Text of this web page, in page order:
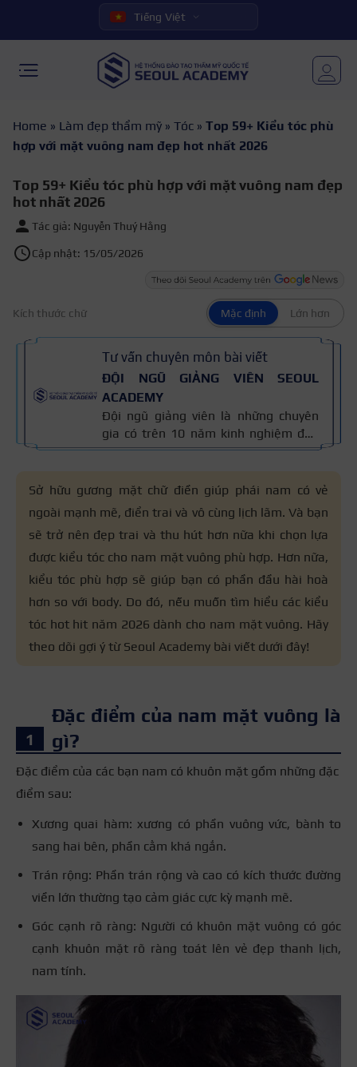
Tiếng Việt
Home » Làm đẹp thẩm mỹ » Tóc » Top 59+ Kiểu tóc phù
hợp với mặt vuông nam đẹp hot nhất 2026
Top 59+ Kiểu tóc phù hợp với mặt vuông nam đẹp
hot nhất 2026
Tác giả: Nguyễn Thuý Hằng
Cập nhật: 15/05/2026
Kích thước chữ Mặc định Lớn hơn
Tư vấn chuyên môn bài viết
ĐỘI NGŨ GIẢNG VIÊN SEOUL
ACADEMY
Đội ngũ giảng viên là những chuyên
gia có trên 10 năm kinh nghiệm đào
tạo nghề và kiến thức thẩm mỹ
nối mi, trang điểm, tóc. Nội dung bài
viết được xây dựng dựa trên giáo trình
đào tạo và kinh nghiệm giảng dạy
thực tế, đồng thời được cập nhật
thường xuyên để đảm bảo tính chính
xác.
Sở hữu gương mặt chữ điền giúp phái nam có vẻ
ngoài mạnh mẽ, điển trai và vô cùng lịch lãm. Và bạn
sẽ trở nên đẹp trai và thu hút hơn nữa khi chọn lựa
được kiểu tóc cho nam mặt vuông phù hợp. Hơn nữa,
kiểu tóc phù hợp sẽ giúp bạn có phần đầu hài hoà
hơn so với body. Do đó, nếu muốn tìm hiểu các kiểu
tóc hot hit năm 2026 dành cho nam mặt vuông. Hãy
theo dõi gợi ý từ Seoul Academy bài viết dưới đây!
Đặc điểm của nam mặt vuông là
gì?
Đặc điểm của các bạn nam có khuôn mặt gồm những đặc
điểm sau:
Xương quai hàm:xương có phần vuông vức, bành to
sang hai bên, phần cằm khá ngắn.
Trán rộng: Phần trán rộng và cao có kích thước đường
viền lớn thường tạo cảm giác cực kỳ mạnh mẽ.
Góc cạnh rõ ràng: Người có khuôn mặt vuông có góc
cạnh khuôn mặt rõ ràng toát lên vẻ đẹp thanh lịch,
nam tính.